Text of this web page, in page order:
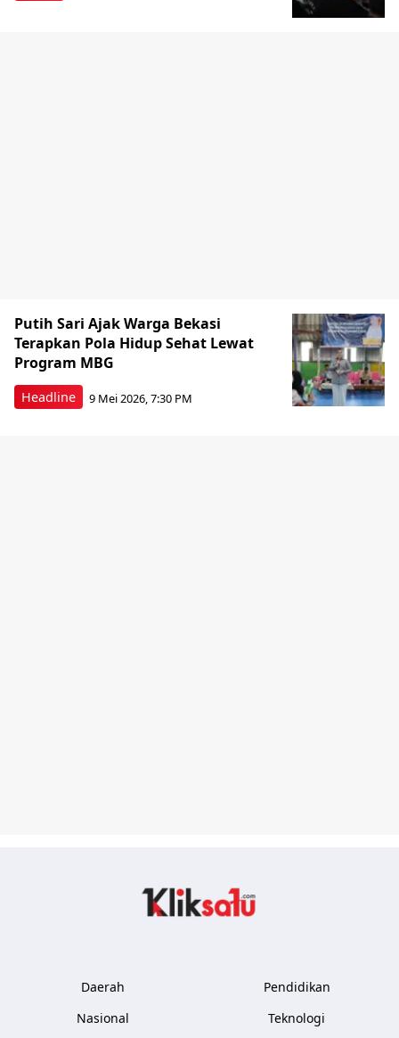
Headline
Putih Sari Ajak Warga Bekasi
Terapkan Pola Hidup Sehat Lewat
Program MBG
9 Mei 2026, 7:30 PM
Daerah
Nasional
Pendidikan
Teknologi